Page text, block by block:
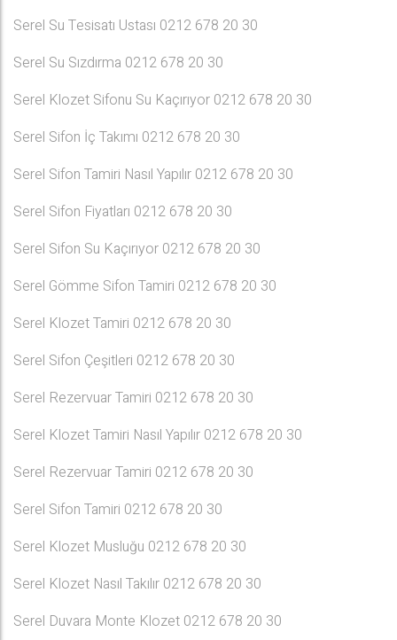
Serel Su Tesisatı Ustası 0212 678 20 30
Serel Su Sızdırma 0212 678 20 30
Serel Klozet Sifonu Su Kaçırıyor 0212 678 20 30
Serel Sifon İç Takımı 0212 678 20 30
Serel Sifon Tamiri Nasıl Yapılır 0212 678 20 30
Serel Sifon Fiyatları 0212 678 20 30
Serel Sifon Su Kaçırıyor 0212 678 20 30
Serel Gömme Sifon Tamiri 0212 678 20 30
Serel Klozet Tamiri 0212 678 20 30
Serel Sifon Çeşitleri 0212 678 20 30
Serel Rezervuar Tamiri 0212 678 20 30
Serel Klozet Tamiri Nasıl Yapılır 0212 678 20 30
Serel Rezervuar Tamiri 0212 678 20 30
Serel Sifon Tamiri 0212 678 20 30
Serel Klozet Musluğu 0212 678 20 30
Serel Klozet Nasıl Takılır 0212 678 20 30
Serel Duvara Monte Klozet 0212 678 20 30